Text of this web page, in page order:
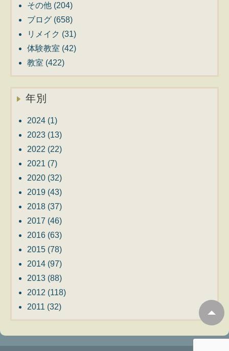
その他 (204)
ブログ (658)
リメイク (31)
体験教室 (42)
教室 (422)
年別
2024 (1)
2023 (13)
2022 (22)
2021 (7)
2020 (32)
2019 (43)
2018 (37)
2017 (46)
2016 (63)
2015 (78)
2014 (97)
2013 (88)
2012 (118)
2011 (32)